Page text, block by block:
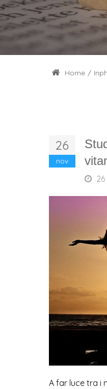
Home /
26
nov
A far luce tra i